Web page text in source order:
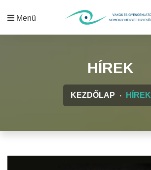
Menü
HÍREK
KEZDŐLAP HÍREK